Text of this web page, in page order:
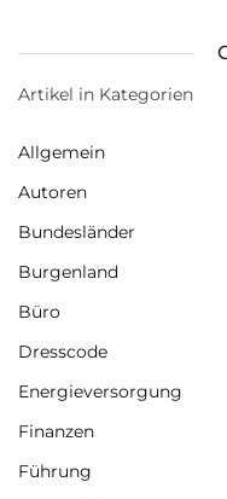
Artikel in Kategorien
Allgemein
Autoren
Bundesländer
Burgenland
Büro
Dresscode
Energieversorgung
Finanzen
Führung